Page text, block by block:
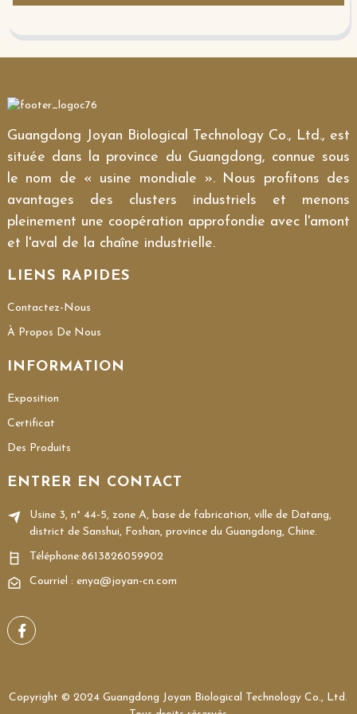
Guangdong Joyan Biological Technology Co., Ltd., est
située dans la province du Guangdong, connue sous
le nom de « usine mondiale ». Nous profitons des
avantages des clusters industriels et menons
pleinement une coopération approfondie avec l'amont
et l'aval de la chaîne industrielle.
LIENS RAPIDES
Contactez-Nous
À Propos De Nous
INFORMATION
Exposition
Certificat
Des Produits
ENTRER EN CONTACT
Usine 3, n° 44-5, zone A, base de fabrication, ville de Datang,
district de Sanshui, Foshan, province du Guangdong, Chine.
Téléphone:8613826059902
Courriel : enya@joyan-cn.com
Copyright © 2024 Guangdong Joyan Biological Technology Co., Ltd.